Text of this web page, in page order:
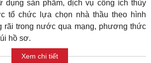
dụng sản phẩm, dịch vụ công ích thủy
tổ chức lựa chọn nhà thầu theo hình
rãi trong nước qua mạng, phương thức
hồ sơ.
Xem chi tiết